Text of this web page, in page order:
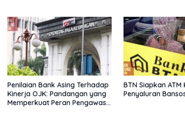
Penilaian Bank Asing Terhadap
Kinerja OJK: Pandangan yang
Memperkuat Peran Pengawas
BTN Siapkan ATM
Penyaluran